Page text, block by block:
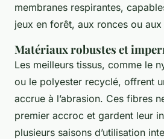
membranes respirantes,
jeux en forêt, aux ronces ou
Matériaux robustes et
Les meilleurs tissus, comme le
ou le polyester recyclé, offrent
accrue à l’abrasion. Ces fibres
premier accroc et gardent leur
plusieurs saisons d’utilisation